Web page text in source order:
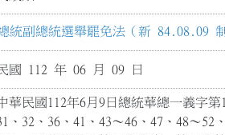
統副總統選舉罷免法（新 84.08.09 制
國 112 年 06 月 09 日
華民國112年6月9日總統華總一義字第
、32、36、41、43～46、47、48～52